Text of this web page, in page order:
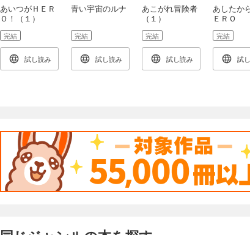
あいつがＨＥＲ
Ｏ！（１）
完結
試し読み
青い宇宙のルナ
完結
試し読み
あこがれ冒険者
（１）
完結
試し読み
あしたか
ＥＲＯ
完結
試